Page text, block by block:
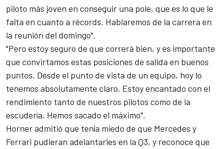
piloto más joven en conseguir una pole, que es lo que le
falta en cuanto a récords. Hablaremos de la carrera en
la reunión del domingo".
"Pero estoy seguro de que correrá bien, y es importante
que convirtamos estas posiciones de salida en buenos
puntos. Desde el punto de vista de un equipo, hoy lo
tenemos absolutamente claro. Estoy encantado con el
rendimiento tanto de nuestros pilotos como de la
escudería. Hemos sacado el máximo".
Horner admitió que tenía miedo de que Mercedes y
Ferrari pudieran adelantarles en la Q3, y reconoce que